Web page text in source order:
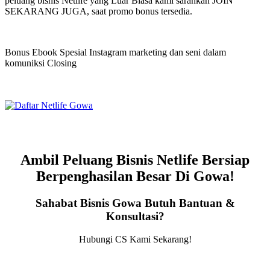
SEKARANG JUGA, saat promo bonus tersedia.
Bonus Ebook Spesial Instagram marketing dan seni dalam
komuniksi Closing
Ambil Peluang Bisnis Netlife Bersiap
Berpenghasilan Besar Di Gowa!
Sahabat Bisnis Gowa Butuh Bantuan &
Konsultasi?
Hubungi CS Kami Sekarang!